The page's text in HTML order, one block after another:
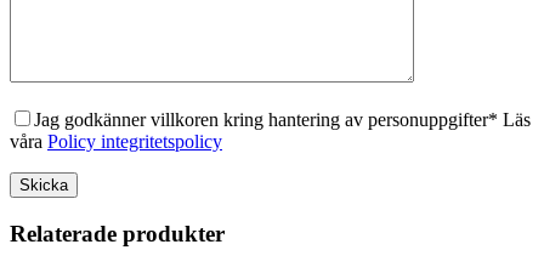
Jag godkänner villkoren kring hantering av personuppgifter* Läs
våra Policy integritetspolicy
Relaterade produkter